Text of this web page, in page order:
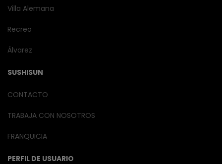
Villa Alemana
Recreo
Álvarez
SUSHISUN
CONTACTO
TRABAJA CON NOSOTROS
FRANQUICIA
PERFIL DE USUARIO